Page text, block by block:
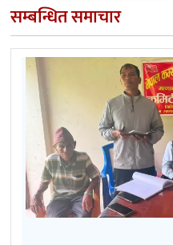
सम्बन्धित समाचार